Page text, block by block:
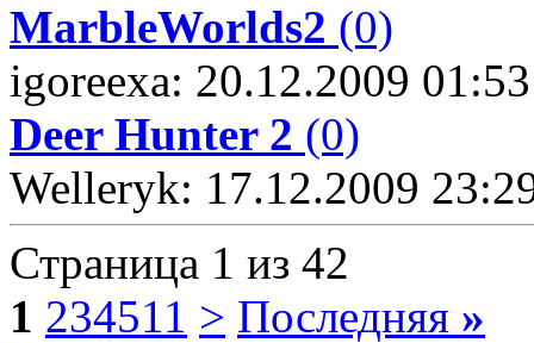
MarbleWorlds2 (0)
igoreexa: 20.12.2009 01:53
Deer Hunter 2 (0)
Welleryk: 17.12.2009
Страница 1 из 42
1 234511 > Последняя »